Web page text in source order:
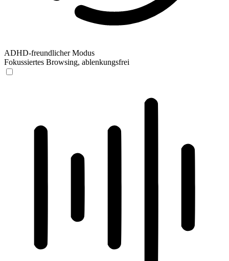
ADHD-freundlicher Modus
Fokussiertes Browsing, ablenkungsfrei